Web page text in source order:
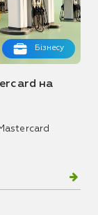
Бізнесу
на